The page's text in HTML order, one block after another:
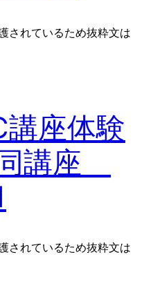
されているため抜粋文は
座体験
講座
されているため抜粋文は